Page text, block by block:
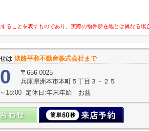
ることを表すものであり、実際の物件所在地とは異なる場
は 淡路平和不動産株式会社まで
〒656-0025
兵庫県洲本市本町５丁目３－２５
18:00 定休日:年末年始 お盆